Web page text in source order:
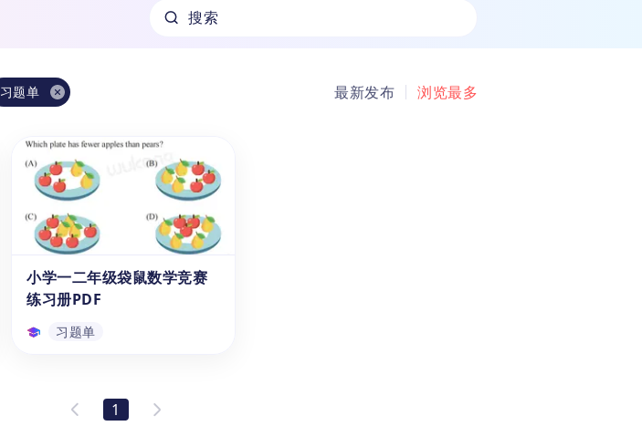
搜索
习题单 最新发布 浏览最多
小学一二年级袋鼠数学竞赛
练习册PDF
习题单
练习册PDF 1